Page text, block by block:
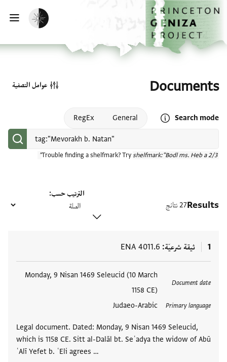
تخطي إلى المحتوى الرئيسي
الصفحة الرئيسية
تفعيل الوضع المظلم
Documents
Search mode
Open search mode help
General
RegEx
Trouble finding a shelfmark? Try shelfmark:"Bodl ms. Heb a 2/3"
عوامل التصفية
Results27 نتائج
الترتيب حسب
1 ثيقة شرعيّة ENA 4011.6
Document date
Monday, 9 Nisan 1469 Seleucid (10 March
1158 CE)
Primary language
Judaeo-Arabic
Legal document. Dated: Monday, 9 Nisan 1469 Seleucid,
which is 1158 CE. Sitt al-Dalāl bt. Seʿadya the widow of Abū
ʿAlī Yefet b. ʿEli agrees …